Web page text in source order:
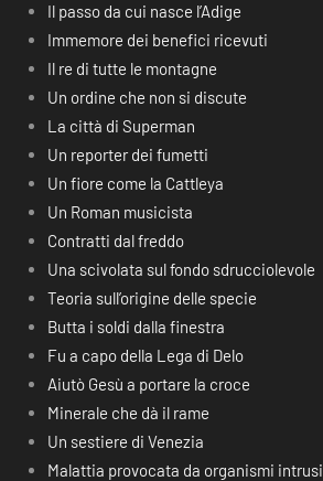
Il passo da cui nasce l’Adige
Immemore dei benefici ricevuti
Il re di tutte le montagne
Un ordine che non si discute
La città di Superman
Un reporter dei fumetti
Un fiore come la Cattleya
Un Roman musicista
Contratti dal freddo
Una scivolata sul fondo sdrucciolevole
Teoria sull’origine delle specie
Butta i soldi dalla finestra
Fu a capo della Lega di Delo
Aiutò Gesù a portare la croce
Minerale che dà il rame
Un sestiere di Venezia
Malattia provocata da organismi intrusi